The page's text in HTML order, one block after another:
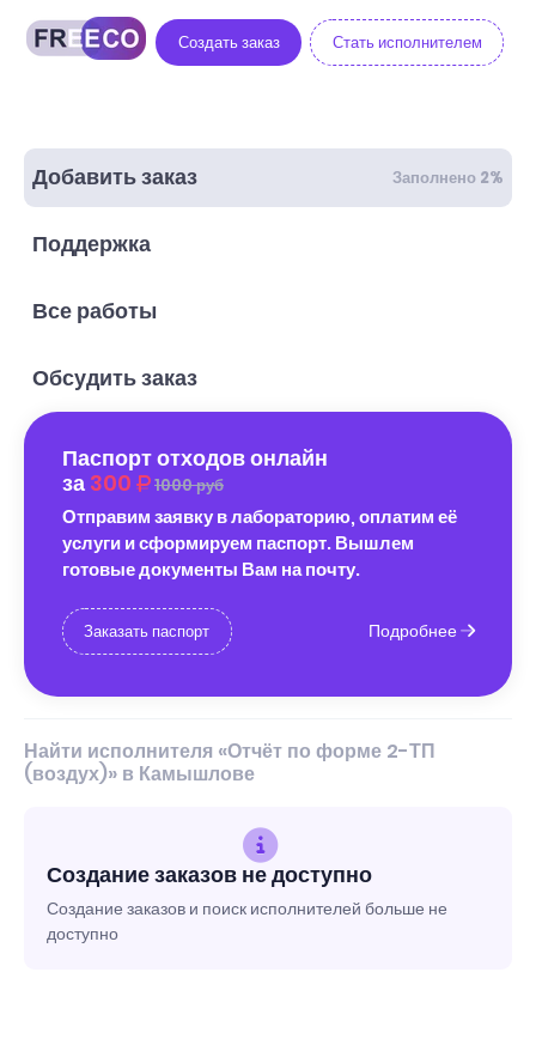
Создать заказ Стать исполнителем
Добавить заказ Заполнено 2%
Поддержка
Все работы
Обсудить заказ
Паспорт отходов онлайн
за 300 1000 руб
Отправим заявку в лабораторию, оплатим её
услуги и сформируем паспорт. Вышлем
готовые документы Вам на почту.
Заказать паспорт Подробнее
Найти исполнителя «Отчёт по форме 2-ТП
(воздух)» в Камышлове
Создание заказов не доступно
Создание заказов и поиск исполнителей больше не
доступно